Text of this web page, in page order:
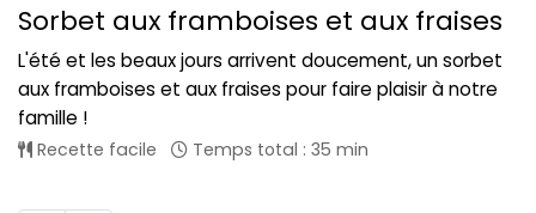
Sorbet aux framboises et aux fraises
L'été et les beaux jours arrivent doucement, un sorbet
aux framboises et aux fraises pour faire plaisir à notre
famille !
Recette facile Temps total : 35 min